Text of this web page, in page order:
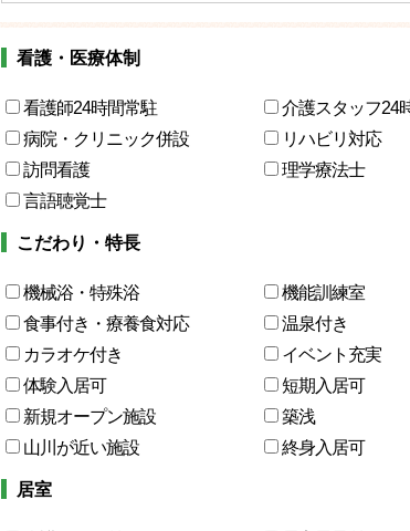
看護・医療体制
看護師24時間常駐 介護スタッフ24
病院・クリニック併設
リハビリ対応
訪問看護
理学療法士
言語聴覚士
こだわり・特長
機械浴・特殊浴 機能訓練室
食事付き・療養食対応
温泉付き
カラオケ付き
イベント充実
体験入居可
短期入居可
新規オープン施設
築浅
山川が近い施設
終身入居可
居室